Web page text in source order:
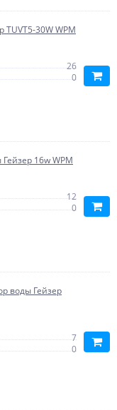
30W WPM
26
0
16w WPM
12
0
воды Гейзер
7
0